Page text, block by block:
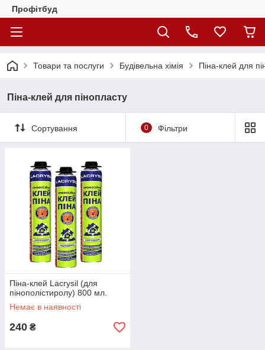
Профітбуд
Товари та послуги Будівельна хімія Піна-клей для
Піна-клей для пінопласту
Сортування 0 Фільтри
Піна-клей Lacrysil (для
пінополістиролу) 800 мл.
Немає в наявності
240 ₴